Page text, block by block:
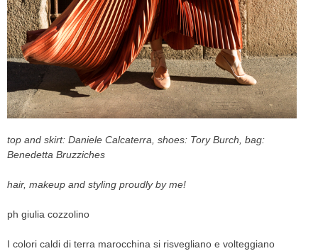
ABOUT
ARCHIVES
CONTACT
HOME
top and skirt: Daniele Calcaterra, shoes: Tory Burch, bag:
Benedetta Bruzziches
hair, makeup and styling proudly by me!
ph giulia cozzolino
I colori caldi di terra marocchina si risvegliano e volteggiano